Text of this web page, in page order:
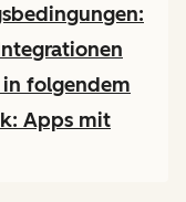
folgendem
Apps mit